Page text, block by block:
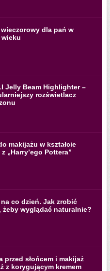
wieczorowy dla pań w
wieku
Jelly Beam Highlighter –
rozświetlacz
makijażu w kształcie
„Harry’ego Pottera”
na co dzień. Jak zrobić
żeby wyglądać naturalnie?
przed słońcem i makijaż
z korygującym kremem